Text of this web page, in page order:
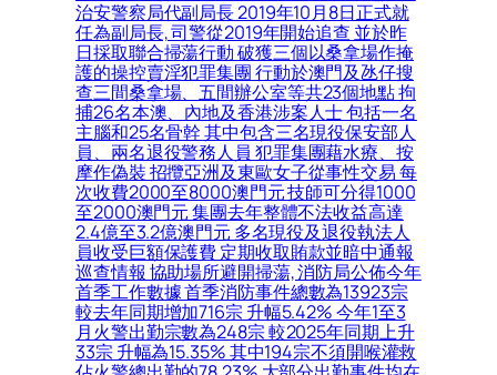
治安警察局代副局長 2019年10月8日正式就
任為副局長, 司警從2019年開始追查 並於昨
日採取聯合掃蕩行動 破獲三個以桑拿場作掩
護的操控賣淫犯罪集團 行動於澳門及氹仔搜
查三間桑拿場、五間辦公室等共23個地點 拘
捕26名本澳、內地及香港涉案人士 包括一名
主腦和25名骨幹 其中包含三名現役保安部人
員、兩名退役警務人員 犯罪集團藉水療、按
摩作偽裝 招攬亞洲及東歐女子從事性交易 每
次收費2000至8000澳門元 技師可分得1000
至2000澳門元 集團去年整體不法收益高達
2.4億至3.2億澳門元 多名現役及退役執法人
員收受巨額保護費 定期收取賄款並暗中通報
巡查情報 協助場所避開掃蕩, 消防局公佈今年
首季工作數據 首季消防事件總數為13923宗
較去年同期增加716宗 升幅5.42% 今年1至3
月火警出勤宗數為248宗 較2025年同期上升
33宗 升幅為15.35% 其中194宗不須開喉灌救